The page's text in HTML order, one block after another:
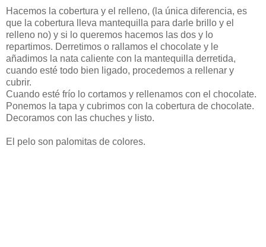
Hacemos la cobertura y el relleno, (la única diferencia, es
que la cobertura lleva mantequilla para darle brillo y el
relleno no) y si lo queremos hacemos las dos y lo
repartimos. Derretimos o rallamos el chocolate y le
añadimos la nata caliente con la mantequilla derretida,
cuando esté todo bien ligado, procedemos a rellenar y
cubrir.
Cuando esté frío lo cortamos y rellenamos con el chocolate.
Ponemos la tapa y cubrimos con la cobertura de chocolate.
Decoramos con las chuches y listo.
El pelo son palomitas de colores.